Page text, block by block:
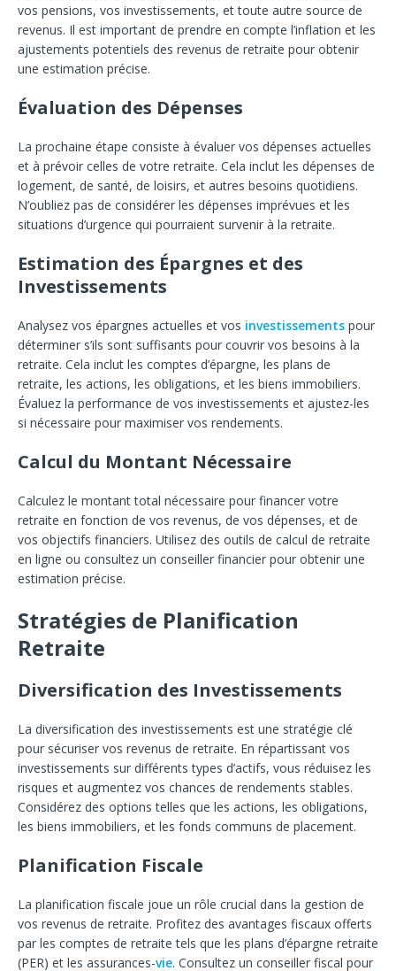
vos pensions, vos investissements, et toute autre source de
revenus. Il est important de prendre en compte l’inflation et les
ajustements potentiels des revenus de retraite pour obtenir
une estimation précise.
Évaluation des Dépenses
La prochaine étape consiste à évaluer vos dépenses actuelles
et à prévoir celles de votre retraite. Cela inclut les dépenses de
logement, de santé, de loisirs, et autres besoins quotidiens.
N’oubliez pas de considérer les dépenses imprévues et les
situations d’urgence qui pourraient survenir à la retraite.
Estimation des Épargnes et des
Investissements
Analysez vos épargnes actuelles et vos investissements pour
déterminer s’ils sont suffisants pour couvrir vos besoins à la
retraite. Cela inclut les comptes d’épargne, les plans de
retraite, les actions, les obligations, et les biens immobiliers.
Évaluez la performance de vos investissements et ajustez-les
si nécessaire pour maximiser vos rendements.
Calcul du Montant Nécessaire
Calculez le montant total nécessaire pour financer votre
retraite en fonction de vos revenus, de vos dépenses, et de
vos objectifs financiers. Utilisez des outils de calcul de retraite
en ligne ou consultez un conseiller financier pour obtenir une
estimation précise.
Stratégies de Planification
Retraite
Diversification des Investissements
La diversification des investissements est une stratégie clé
pour sécuriser vos revenus de retraite. En répartissant vos
investissements sur différents types d’actifs, vous réduisez les
risques et augmentez vos chances de rendements stables.
Considérez des options telles que les actions, les obligations,
les biens immobiliers, et les fonds communs de placement.
Planification Fiscale
La planification fiscale joue un rôle crucial dans la gestion de
vos revenus de retraite. Profitez des avantages fiscaux offerts
par les comptes de retraite tels que les plans d’épargne retraite
(PER) et les assurances-vie. Consultez un conseiller fiscal pour